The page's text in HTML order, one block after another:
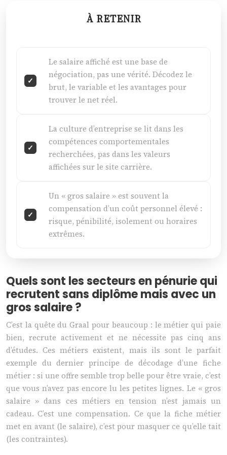
À RETENIR
Le salaire affiché est une base de
négociation, pas une vérité. Décodez le
brut, le variable et les avantages pour
trouver le net réel.
La culture d’entreprise se lit dans les
compétences comportementales
recherchées, pas dans les valeurs
affichées sur le site carrière.
Un « gros salaire » est souvent la
compensation d’un coût personnel élevé :
risque, pénibilité, isolement ou horaires
extrêmes.
Quels sont les secteurs en pénurie qui
recrutent sans diplôme mais avec un
gros salaire ?
C’est la quête du Graal pour beaucoup : le métier qui paie
bien, recrute activement et ne nécessite pas cinq ans
d’études. Ces métiers existent, mais ils sont le parfait
exemple du dernier principe de décodage d’une fiche
métier : si une offre semble trop belle pour être vraie, c’est
que vous n’avez pas encore lu les petites lignes. Le « gros
salaire » dans ces métiers en tension n’est jamais un
cadeau. C’est une compensation. Ce que la fiche métier
met en avant (le salaire), c’est pour masquer ce qu’elle tait
(les contraintes).